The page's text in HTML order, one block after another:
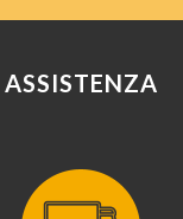
ASSISTENZA